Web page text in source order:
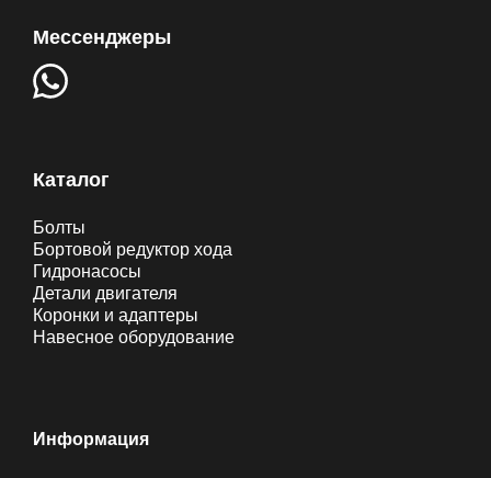
Мессенджеры
Каталог
Болты
Бортовой редуктор хода
Гидронасосы
Детали двигателя
Коронки и адаптеры
Навесное оборудование
Информация